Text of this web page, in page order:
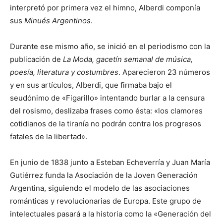
interpretó por primera vez el himno, Alberdi componía
sus Minués Argentinos.
Durante ese mismo año, se inició en el periodismo con la
publicación de La Moda, gacetín semanal de música,
poesía, literatura y costumbres. Aparecieron 23 números
y en sus artículos, Alberdi, que firmaba bajo el
seudónimo de «Figarillo» intentando burlar a la censura
del rosismo, deslizaba frases como ésta: «los clamores
cotidianos de la tiranía no podrán contra los progresos
fatales de la libertad».
En junio de 1838 junto a Esteban Echeverría y Juan María
Gutiérrez funda la Asociación de la Joven Generación
Argentina, siguiendo el modelo de las asociaciones
románticas y revolucionarias de Europa. Este grupo de
intelectuales pasará a la historia como la «Generación del